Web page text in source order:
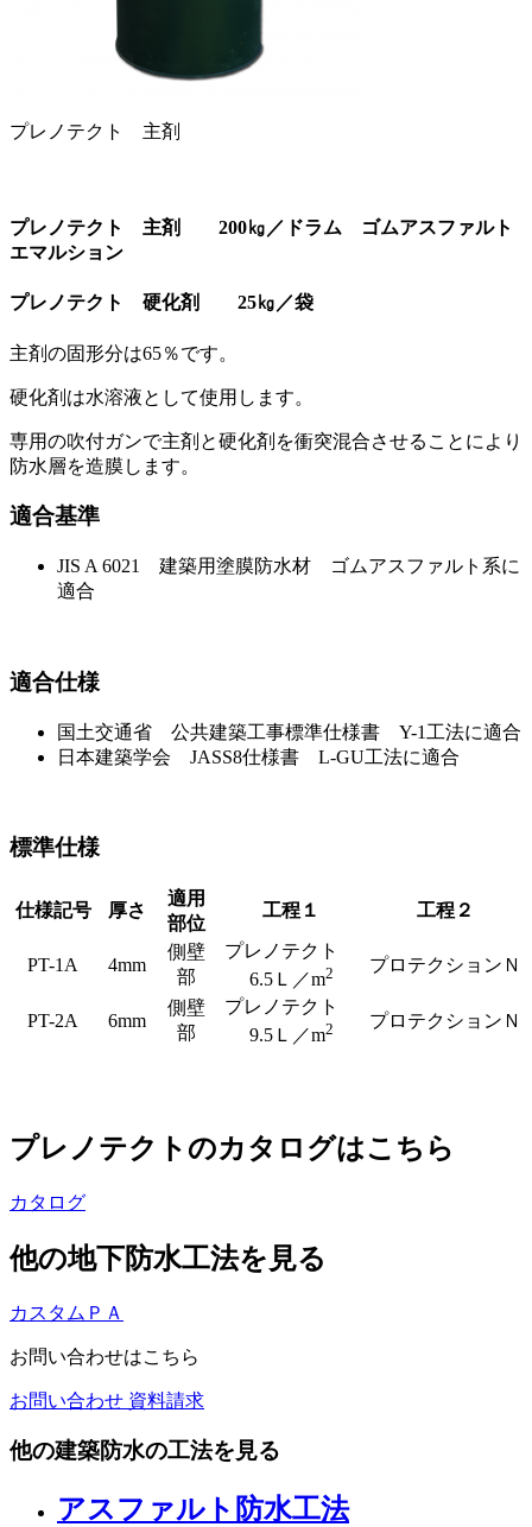
プレノテクト 主剤
プレノテクト 主剤 200㎏／ドラム ゴムアスファルト
エマルション
プレノテクト 硬化剤 25㎏／袋
主剤の固形分は65％です。
硬化剤は水溶液として使用します。
専用の吹付ガンで主剤と硬化剤を衝突混合させることにより
防水層を造膜します。
適合基準
JIS A 6021 建築用塗膜防水材 ゴムアスファルト系に
適合
適合仕様
国土交通省 公共建築工事標準仕様書 Y-1工法に適合
日本建築学会 JASS8仕様書 L-GU工法に適合
標準仕様
仕様記号 厚さ
適用
部位
工程１ 工程２
PT-1A 4mm
側壁
部
プレノテクト
6.5Ｌ／m2 プロテクションＮ
PT-2A 6mm
側壁
部
プレノテクト
9.5Ｌ／m2 プロテクションＮ
プレノテクトのカタログはこちら
カタログ
他の地下防水工法を見る
カスタムＰＡ
お問い合わせはこちら
お問い合わせ 資料請求
他の建築防水の工法を見る
アスファルト防水工法